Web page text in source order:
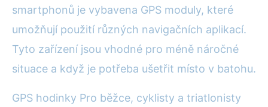
smartphonů je vybavena GPS moduly, které
umožňují použití různých navigačních aplikací.
Tyto zařízení jsou vhodné pro méně náročné
situace a když je potřeba ušetřit místo v batohu.
GPS hodinky Pro běžce, cyklisty a triatlonisty